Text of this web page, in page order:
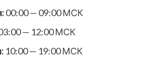
00:00 — 09:00 МСК
— 12:00 МСК
10:00 — 19:00 МСК